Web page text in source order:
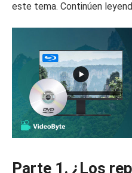
este tema. Continúen
Parte 1. ¿Los